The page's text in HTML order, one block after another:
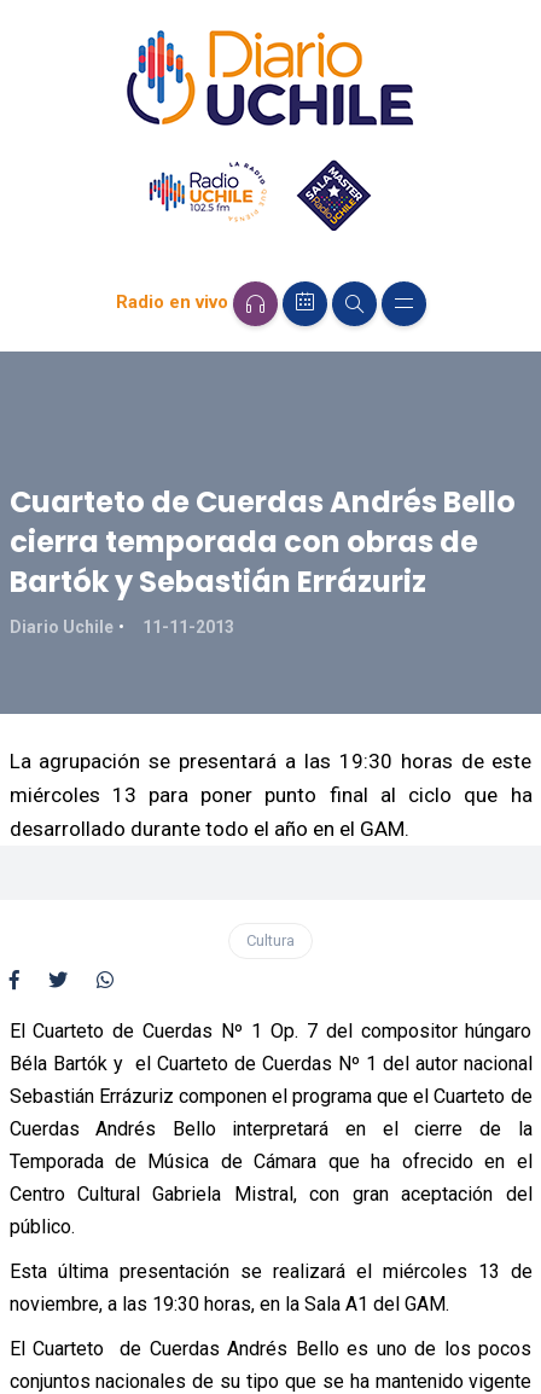
Radio en vivo
Cuarteto de Cuerdas Andrés Bello
cierra temporada con obras de
Bartók y Sebastián Errázuriz
Diario Uchile 11-11-2013
La agrupación se presentará a las 19:30 horas de este
miércoles 13 para poner punto final al ciclo que ha
desarrollado durante todo el año en el GAM.
Cultura
El Cuarteto de Cuerdas Nº 1 Op. 7 del compositor húngaro
Béla Bartók y el Cuarteto de Cuerdas Nº 1 del autor nacional
Sebastián Errázuriz componen el programa que el Cuarteto de
Cuerdas Andrés Bello interpretará en el cierre de la
Temporada de Música de Cámara que ha ofrecido en el
Centro Cultural Gabriela Mistral, con gran aceptación del
público.
Esta última presentación se realizará el miércoles 13 de
noviembre, a las 19:30 horas, en la Sala A1 del GAM.
El Cuarteto de Cuerdas Andrés Bello es uno de los pocos
conjuntos nacionales de su tipo que se ha mantenido vigente